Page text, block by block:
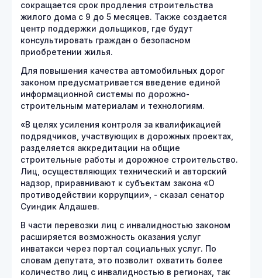
сокращается срок продления строительства
жилого дома с 9 до 5 месяцев. Также создается
центр поддержки дольщиков, где будут
консультировать граждан о безопасном
приобретении жилья.
Для повышения качества автомобильных дорог
законом предусматривается введение единой
информационной системы по дорожно-
строительным материалам и технологиям.
«В целях усиления контроля за квалификацией
подрядчиков, участвующих в дорожных проектах,
разделяется аккредитации на общие
строительные работы и дорожное строительство.
Лиц, осуществляющих технический и авторский
надзор, приравнивают к субъектам закона «О
противодействии коррупции», - сказал сенатор
Суиндик Алдашев.
В части перевозки лиц с инвалидностью законом
расширяется возможность оказания услуг
инватакси через портал социальных услуг. По
словам депутата, это позволит охватить более
количество лиц с инвалидностью в регионах, так